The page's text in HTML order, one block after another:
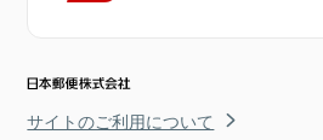
サイトのご利用について